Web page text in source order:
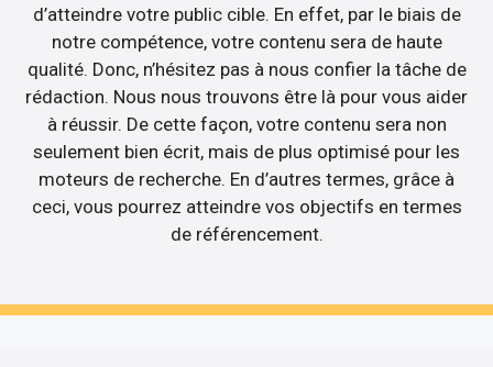
d’atteindre votre public cible. En effet, par le biais de
notre compétence, votre contenu sera de haute
qualité. Donc, n’hésitez pas à nous confier la tâche de
rédaction. Nous nous trouvons être là pour vous aider
à réussir. De cette façon, votre contenu sera non
seulement bien écrit, mais de plus optimisé pour les
moteurs de recherche. En d’autres termes, grâce à
ceci, vous pourrez atteindre vos objectifs en termes
de référencement.